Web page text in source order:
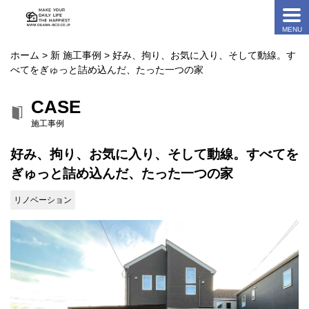
ホーム > 新 施工事例 > 好み、拘り、お気に入り、そして動線。す
べてをぎゅっと詰め込んだ、たった一つの家
CASE
施工事例
好み、拘り、お気に入り、そして動線。すべてを
ぎゅっと詰め込んだ、たった一つの家
リノベーション